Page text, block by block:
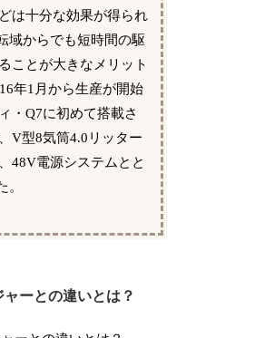
は十分な効果が得られ
域からでも短時間の駆
ことが大きなメリット
年1月から生産が開始
・Q7に初めて搭載さ
V型8気筒4.0リッター
48V電源システムとと
。
ーとの違いとは？